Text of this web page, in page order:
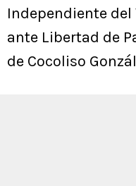
Independiente
ante Libertad de
de Cocoliso